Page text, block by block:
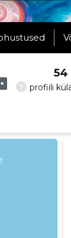
? profiili
54